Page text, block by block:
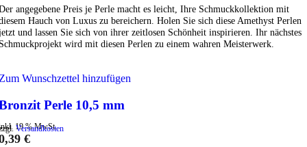
angegebene Preis je Perle macht es leicht, Ihre Schmuckkollektion mit
Hauch von Luxus zu bereichern. Holen Sie sich diese Amethyst Perlen
und lassen Sie sich von ihrer zeitlosen Schönheit inspirieren. Ihr nächstes
wird mit diesen Perlen zu einem wahren Meisterwerk.
Wunschzettel hinzufügen
Perle 10,5 mm
19 % MwSt.
Versandkosten
€